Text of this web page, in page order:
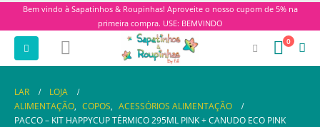
Bem vindo à Sapatinhos & Roupinhas! Aproveite o nosso cupom de 5% na
primeira compra. USE: BEMVINDO
0
LAR
LOJA
ALIMENTAÇÃO, COPOS, ACESSÓRIOS ALIMENTAÇÃO
PACCO – KIT HAPPYCUP TÉRMICO 295ML PINK + CANUDO ECO PINK